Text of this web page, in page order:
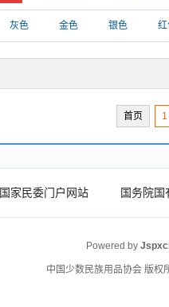
灰色 金色 银色
首页 1
国家民委门户网站 国务院
Powered by
中国少数民族用品协会 版权